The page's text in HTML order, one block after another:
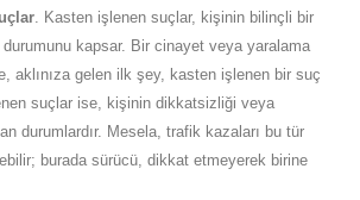
. Kasten işlenen suçlar, kişinin bilinçli bir
kapsar. Bir cinayet veya yaralama
aklınıza gelen ilk şey, kasten işlenen bir suç
suçlar ise, kişinin dikkatsizliği veya
durumlardır. Mesela, trafik kazaları bu tür
burada sürücü, dikkat etmeyerek birine